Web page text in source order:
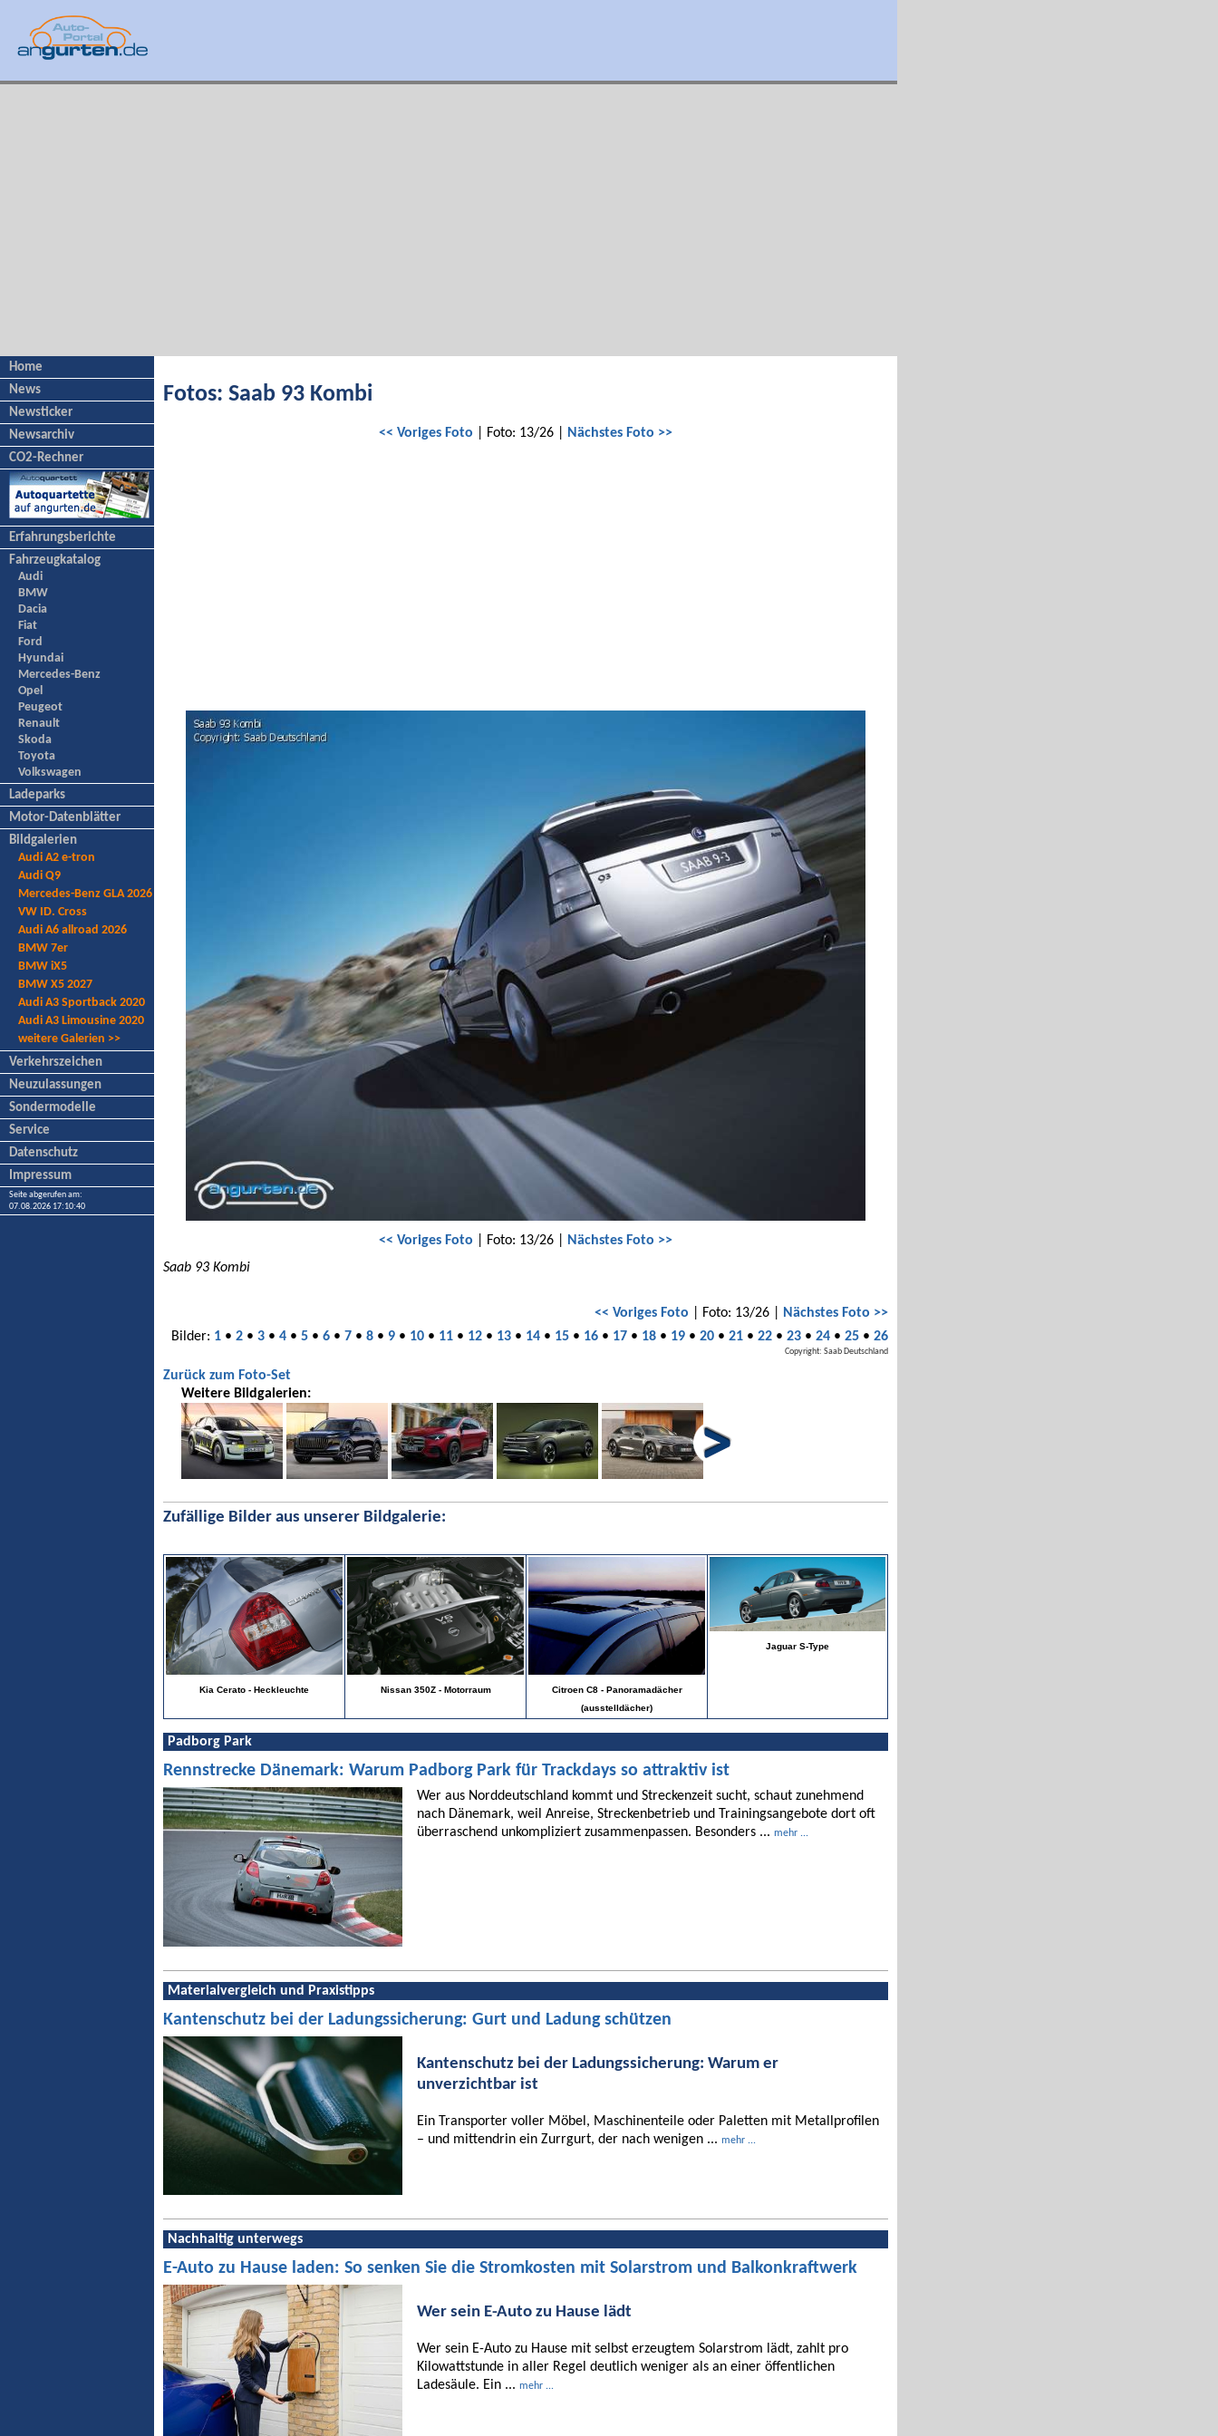
Home
News
Newsticker
Newsarchiv
CO2-Rechner
Erfahrungsberichte
Fahrzeugkatalog
Audi
BMW
Dacia
Fiat
Ford
Hyundai
Mercedes-Benz
Opel
Peugeot
Renault
Skoda
Toyota
Volkswagen
Ladeparks
Motor-Datenblätter
Bildgalerien
Audi A2 e-tron
Audi Q9
Mercedes-Benz GLA 2026
VW ID. Cross
Audi A6 allroad 2026
BMW 7er
BMW iX5
BMW X5 2027
Audi A3 Sportback 2020
Audi A3 Limousine 2020
weitere Galerien >>
Verkehrszeichen
Neuzulassungen
Sondermodelle
Service
Datenschutz
Impressum
Seite abgerufen am:
07.08.2026 17:10:40
Fotos: Saab 93 Kombi
<< Voriges Foto | Foto: 13/26 | Nächstes Foto >>
<< Voriges Foto | Foto: 13/26 |
Nächstes Foto >>
Saab 93 Kombi
<< Voriges Foto | Foto: 13/26 |
Nächstes Foto >>
Bilder: 1 • 2 • 3 • 4 • 5 • 6 • 7 • 8 • 9 • 10 • 11 • 12 • 13 • 14 • 15 • 16 • 17 • 18 • 19 • 20 • 21 • 22 • 23 • 24 • 25 • 26
Copyright: Saab Deutschland
Zurück zum Foto-Set
Weitere Bildgalerien:
Zufällige Bilder aus unserer Bildgalerie:
Kia Cerato - Heckleuchte Nissan 350Z - Motorraum
Citroen C8 - Panoramadächer
(ausstelldächer)
Jaguar S-Type
Padborg Park
Rennstrecke Dänemark: Warum Padborg Park für Trackdays so attraktiv ist
Wer aus Norddeutschland kommt und Streckenzeit sucht, schaut zunehmend
nach Dänemark, weil Anreise, Streckenbetrieb und Trainingsangebote dort oft
überraschend unkompliziert zusammenpassen. Besonders ... mehr ...
Materialvergleich und Praxistipps
Kantenschutz bei der Ladungssicherung: Gurt und Ladung schützen
Kantenschutz bei der Ladungssicherung: Warum er
unverzichtbar ist
Ein Transporter voller Möbel, Maschinenteile oder Paletten mit Metallprofilen
– und mittendrin ein Zurrgurt, der nach wenigen ... mehr ...
Nachhaltig unterwegs
E-Auto zu Hause laden: So senken Sie die Stromkosten mit Solarstrom und Balkonkraftwerk
Wer sein E-Auto zu Hause lädt
Wer sein E-Auto zu Hause mit selbst erzeugtem Solarstrom lädt, zahlt pro
Kilowattstunde in aller Regel deutlich weniger als an einer öffentlichen
Ladesäule. Ein ... mehr ...